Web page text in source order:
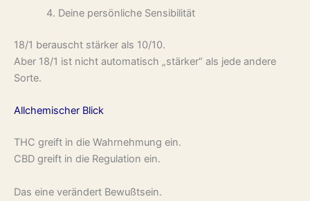
Deine persönliche Sensibilität
18/1 berauscht stärker als 10/10.
Aber 18/1 ist nicht automatisch „stärker“ als jede andere
Sorte.
Allchemischer Blick
THC greift in die Wahrnehmung ein.
CBD greift in die Regulation ein.
Das eine verändert Bewußtsein.